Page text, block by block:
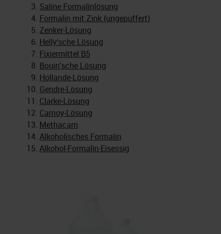
Saline Formalinlösung
Formalin mit Zink (ungepuffert)
Zenker-Lösung
Helly‘sche Lösung
Fixiermittel B5
Bouin'sche Lösung
Hollande-Lösung
Gendre-Lösung
Clarke-Lösung
Carnoy-Lösung
Methacarn
Alkoholisches Formalin
Alkohol-Formalin-Eisessig